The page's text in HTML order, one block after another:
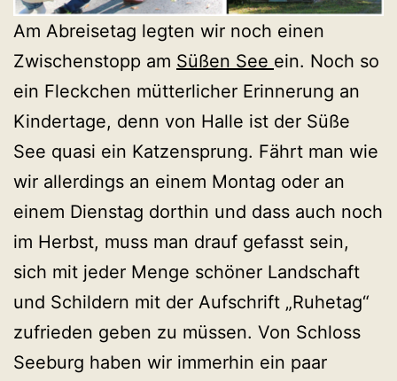
Am Abreisetag legten wir noch einen
Zwischenstopp am Süßen See ein. Noch so
ein Fleckchen mütterlicher Erinnerung an
Kindertage, denn von Halle ist der Süße
See quasi ein Katzensprung. Fährt man wie
wir allerdings an einem Montag oder an
einem Dienstag dorthin und dass auch noch
im Herbst, muss man drauf gefasst sein,
sich mit jeder Menge schöner Landschaft
und Schildern mit der Aufschrift „Ruhetag“
zufrieden geben zu müssen. Von Schloss
Seeburg haben wir immerhin ein paar